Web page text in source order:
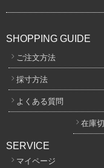
SHOPPING GUIDE
ご注文方法
採寸方法
よくある質問
在庫
SERVICE
マイページ